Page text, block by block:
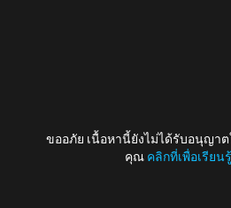
ขออภัย เนื้อหานี้ยังไม่ได้รับอนุญา
คุณ คลิกที่เพื่อเรียน